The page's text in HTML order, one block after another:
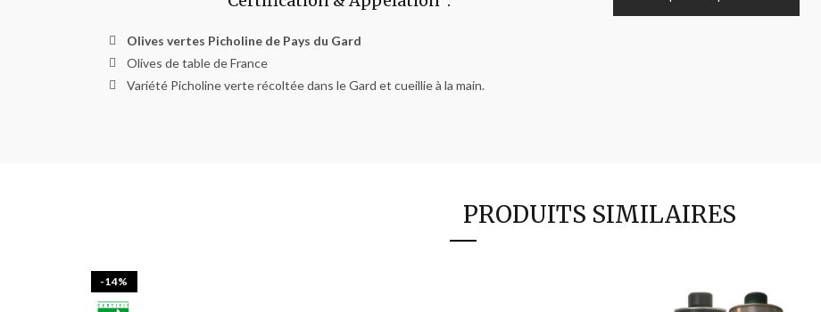
Olives vertes Picholine de Pays du Gard
Olives de table de France
Variété Picholine verte récoltée dans le Gard et cueillie à la main.
PRODUITS SIMILAIRES
-14%